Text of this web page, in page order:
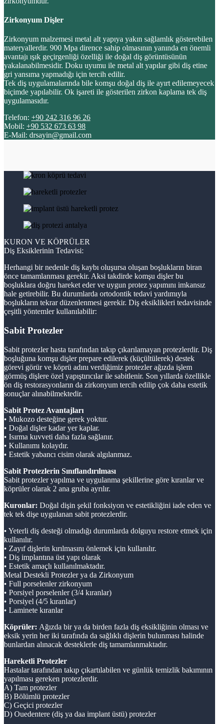
Zirkonyum Dişler
Zirkonyum malzemesi metal alt yapıya yakın sağlamlık gösterebilen
materyallerdir. 900 Mpa dirence sahip olmasının yanında en önemli
avantajı ışık geçirgenliği özelliği ile doğal diş görüntüsünün
yakalanabilmesidir. Doku uyumu ile metal alt yapılar gibi diş etine
gri yansıma yapmadığı için tercih edilir.
Tek diş uygulamalarında bile komşu doğal diş ile ayırt edilemeyecek
biçimde yapılabilir. Ok işareti ile gösterilen zirkon kaplama tek diş
uygulamasıdır.
Telefon: +90 242 316 96 26
Mobil: +90 532 673 63 98
E-Mail: drsayin@gmail.com
KURON VE KÖPRÜLER
Diş Eksiklerinin Tedavisi:
Herhangi bir nedenle diş kaybı oluşursa oluşan boşlukların biran
önce tamamlanması gerekir. Aksi takdirde komşu dişler bu
boşluklara doğru hareket eder ve uygun protez yapımını imkansız
hale getirebilir. Bu durumlarda ortodontik tedavi yardımıyla
boşlukların tekrar düzenlenmesi gerekir. Diş eksiklikleri tedavisinde
çeşitli yöntemler kullanılabilir:
Sabit Protezler
Sabit protezler hasta tarafından takıp çıkarılamayan protezlerdir. Diş
boşluğuna komşu dişler prepare edilerek (küçültülerek) destek
görevi görür ve köprü adını verdiğimiz protezler ağızda işlem
görmüş dişlere özel yapıştırıcılar ile sabitlenir. Son yıllarda özellikle
ön diş restorasyonların da zirkonyum tercih edilip çok daha estetik
sonuçlar alınabilmektedir.
Sabit Protez Avantajları
• Mukozo desteğine gerek yoktur.
• Doğal dişler kadar yer kaplar.
• Isırma kuvveti daha fazla sağlanır.
• Kullanımı kolaydır.
• Estetik yabancı cisim olarak algılanmaz.
Sabit Protezlerin Sınıflandırılması
Sabit protezler yapılma ve uygulanma şekillerine göre kıranlar ve
köprüler olarak 2 ana gruba ayrılır.
Kuronlar: Doğal dişin şekil fonksiyon ve estetikliğini iade eden ve
tek tek dişe uygulanan sabit protezlerdir.
• Yeterli diş desteği olmadığı durumlarda dolguyu restore etmek için
kullanılır.
• Zayıf dişlerin kırılmasını önlemek için kullanılır.
• Diş implantına üst yapı olarak
• Estetik amaçlı kullanılmaktadır.
Metal Destekli Protezler ya da Zirkonyum
• Full porselenler zirkonyum
• Porsiyel porselenler (3/4 kıranlar)
• Porsiyel (4/5 kıranlar)
• Laminete kıranlar
Köprüler: Ağızda bir ya da birden fazla diş eksikliğinin olması ve
eksik yerin her iki tarafında da sağlıklı dişlerin bulunması halinde
bunlardan alınacak desteklerle diş tamamlanmaktadır.
Hareketli Protezler
Hastalar tarafından takıp çıkartılabilen ve günlük temizlik bakımının
yapılması gereken protezlerdir.
A) Tam protezler
B) Bölümlü protezler
C) Geçici protezler
D) Ouedentere (diş ya daa implant üstü) protezler